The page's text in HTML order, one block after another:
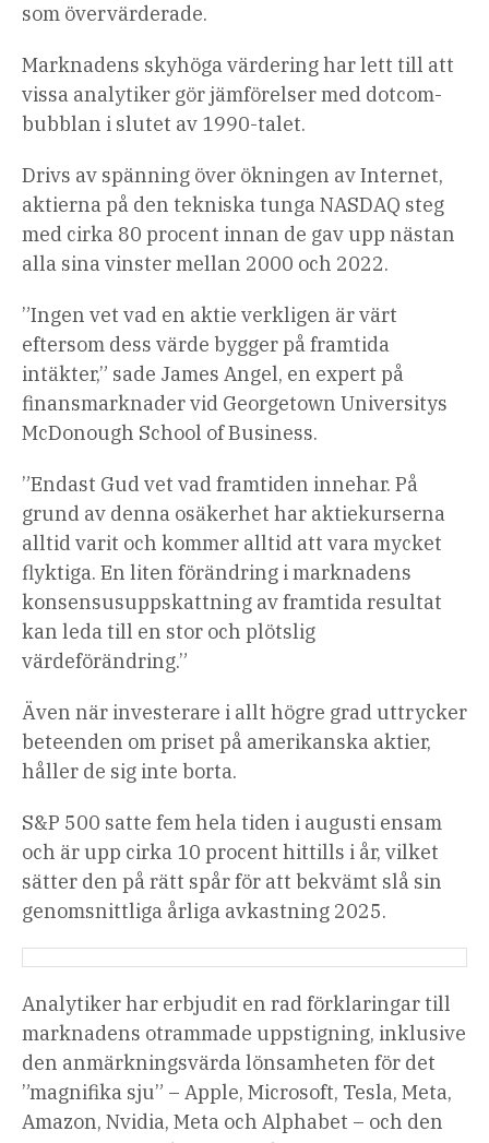
som övervärderade.
Marknadens skyhöga värdering har lett till att
vissa analytiker gör jämförelser med dotcom-
bubblan i slutet av 1990-talet.
Drivs av spänning över ökningen av Internet,
aktierna på den tekniska tunga NASDAQ steg
med cirka 80 procent innan de gav upp nästan
alla sina vinster mellan 2000 och 2022.
”Ingen vet vad en aktie verkligen är värt
eftersom dess värde bygger på framtida
intäkter,” sade James Angel, en expert på
finansmarknader vid Georgetown Universitys
McDonough School of Business.
”Endast Gud vet vad framtiden innehar. På
grund av denna osäkerhet har aktiekurserna
alltid varit och kommer alltid att vara mycket
flyktiga. En liten förändring i marknadens
konsensusuppskattning av framtida resultat
kan leda till en stor och plötslig
värdeförändring.”
Även när investerare i allt högre grad uttrycker
beteenden om priset på amerikanska aktier,
håller de sig inte borta.
S&P 500 satte fem hela tiden i augusti ensam
och är upp cirka 10 procent hittills i år, vilket
sätter den på rätt spår för att bekvämt slå sin
genomsnittliga årliga avkastning 2025.
Analytiker har erbjudit en rad förklaringar till
marknadens otrammade uppstigning, inklusive
den anmärkningsvärda lönsamheten för det
”magnifika sju” – Apple, Microsoft, Tesla, Meta,
Amazon, Nvidia, Meta och Alphabet – och den